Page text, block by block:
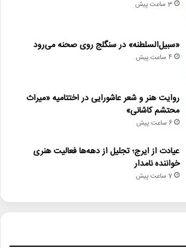
3 ساعت پیش
«سبیل‌السلطنه» در سنگلج روی صحنه می‌رود
4 ساعت پیش
روایت هنر و شعر عاشورایی در اختتامیه «میراث
محتشم کاشانی»
6 ساعت پیش
عیادت از ایرج؛ تجلیل از دهه‌ها فعالیت هنری
خواننده نامدار
7 ساعت پیش